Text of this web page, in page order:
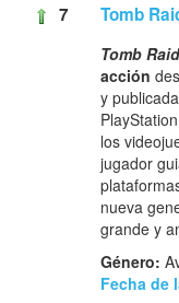
7 Tomb
Tomb
acción
y
los
jugador
nueva
grande y
Género:
Fecha de